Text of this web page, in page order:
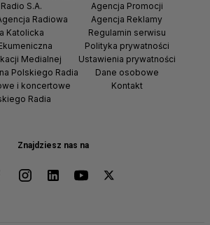
Znajdziesz nas na
S.A.
Radiowa
Katolicka
Medialnej
Polskiego Radia
i koncertowe
Radia
Agencja Promocji
Agencja Reklamy
Regulamin serwisu
Polityka prywatności
Ustawienia prywatności
Dane osobowe
Kontakt